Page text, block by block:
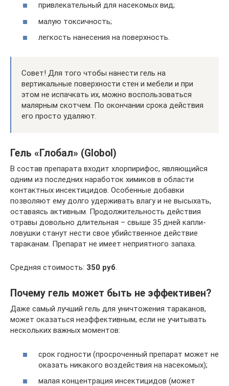
привлекательный для насекомых вид;
малую токсичность;
легкость нанесения на поверхность.
Совет! Для того чтобы нанести гель на
вертикальные поверхности стен и мебели и при
этом не испачкать их, можно воспользоваться
малярным скотчем. По окончании срока действия
его просто удаляют.
Гель «Глобал» (Globol)
В состав препарата входит хлорпирифос, являющийся
одним из последних наработок химиков в области
контактных инсектицидов. Особенные добавки
позволяют ему долго удерживать влагу и не высыхать,
оставаясь активным. Продолжительность действия
отравы довольно длительная – свыше 35 дней капли-
ловушки станут нести свое убийственное действие
тараканам. Препарат не имеет неприятного запаха.
Средняя стоимость: 350 руб.
Почему гель может быть не эффективен?
Даже самый лучший гель для уничтожения тараканов,
может оказаться неэффективным, если не учитывать
нескольких важных моментов:
срок годности (просроченный препарат может не
оказать никакого воздействия на насекомых);
малая концентрация инсектицидов (может